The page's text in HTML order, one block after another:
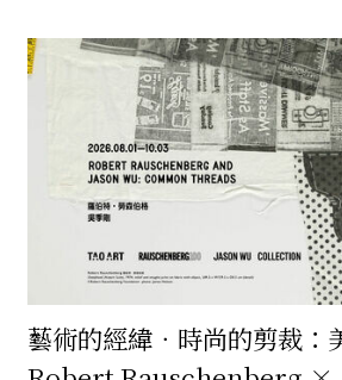
藝術的經緯．時尚的剪裁：